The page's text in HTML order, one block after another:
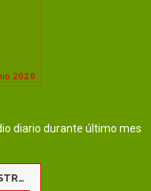
diario durante último mes